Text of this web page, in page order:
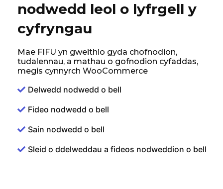
nodwedd leol o lyfrgell y
cyfryngau
Mae FIFU yn gweithio gyda chofnodion,
tudalennau, a mathau o gofnodion cyfaddas,
megis cynnyrch WooCommerce
Delwedd nodwedd o bell
Fideo nodwedd o bell
Sain nodwedd o bell
Sleid o ddelweddau a fideos nodweddion o bell